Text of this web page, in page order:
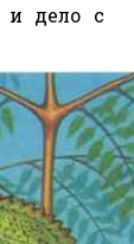
и дело с